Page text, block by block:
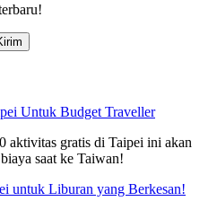
Untuk Budget Traveller
aktivitas gratis di Taipei ini akan
saat ke Taiwan!
untuk Liburan yang Berkesan!